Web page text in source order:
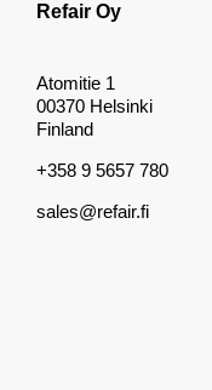
Refair Oy
Atomitie 1
00370 Helsinki
Finland
+358 9 5657 780
sales@refair.fi